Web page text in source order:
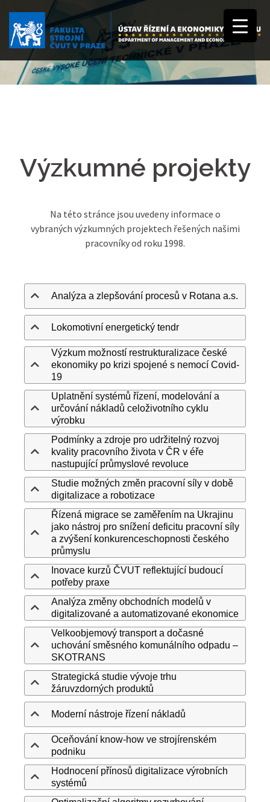
Výzkumné projekty
Na této stránce jsou uvedeny informace o
vybraných výzkumných projektech řešených našimi
pracovníky od roku 1998.
Analýza a zlepšování procesů v Rotana a.s.
Lokomotivní energetický tendr
Výzkum možností restrukturalizace české
ekonomiky po krizi spojené s nemocí Covid-
19
Uplatnění systémů řízení, modelování a
určování nákladů celoživotního cyklu
výrobku
Podmínky a zdroje pro udržitelný rozvoj
kvality pracovního života v ČR v éře
nastupující průmyslové revoluce
Studie možných změn pracovní síly v době
digitalizace a robotizace
Řízená migrace se zaměřením na Ukrajinu
jako nástroj pro snížení deficitu pracovní síly
a zvýšení konkurenceschopnosti českého
průmyslu
Inovace kurzů ČVUT reflektující budoucí
potřeby praxe
Analýza změny obchodních modelů v
digitalizované a automatizované ekonomice
Velkoobjemový transport a dočasné
uchování směsného komunálního odpadu –
SKOTRANS
Strategická studie vývoje trhu
žáruvzdorných produktů
Moderní nástroje řízení nákladů
Oceňování know-how ve strojírenském
podniku
Hodnocení přínosů digitalizace výrobních
systémů